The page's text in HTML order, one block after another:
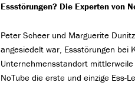
Essstörungen? Die Experten von
Peter Scheer und Marguerite
angesiedelt war, Essstörungen bei
Unternehmensstandort
NoTube die erste und einzige Ess-